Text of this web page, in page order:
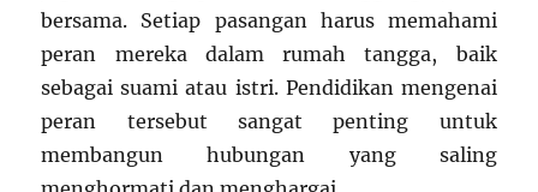
bersama. Setiap pasangan harus memahami
peran mereka dalam rumah tangga, baik
sebagai suami atau istri. Pendidikan mengenai
peran tersebut sangat penting untuk
membangun hubungan yang saling